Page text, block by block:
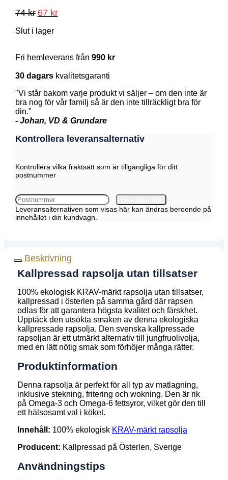
74kr Det
priset
67 krDet
Slut i lager
Fri hemleverans från 990 kr
30 dagars kvalitetsgaranti
"Vi står bakom varje produkt vi säljer – om den inte är
bra nog för vår familj så är den inte tillräckligt bra för
din."
- Johan, VD & Grundare
Kontrollera leveransalternativ
Kontrollera vilka fraktsätt som är tillgängliga för ditt
postnummer
Postnummer;
Leveransalternativen som visas här kan ändras beroende på
innehållet i din kundvagn.
Beskrivning
Kallpressad rapsolja utan tillsatser
100% ekologisk KRAV-märkt rapsolja utan tillsatser,
kallpressad i österlen på samma gård där rapsen
odlas för att garantera högsta kvalitet och färskhet.
Upptäck den utsökta smaken av denna ekologiska
kallpressade rapsolja. Den svenska kallpressade
rapsoljan är ett utmärkt alternativ till jungfruolivolja,
med en lätt nötig smak som förhöjer många rätter.
Produktinformation
Denna rapsolja är perfekt för all typ av matlagning,
inklusive stekning, fritering och wokning. Den är rik
på Omega-3 och Omega-6 fettsyror, vilket gör den till
ett hälsosamt val i köket.
Innehåll: 100% ekologisk KRAV-märkt rapsolja
Producent: Kallpressad på Österlen, Sverige
Användningstips